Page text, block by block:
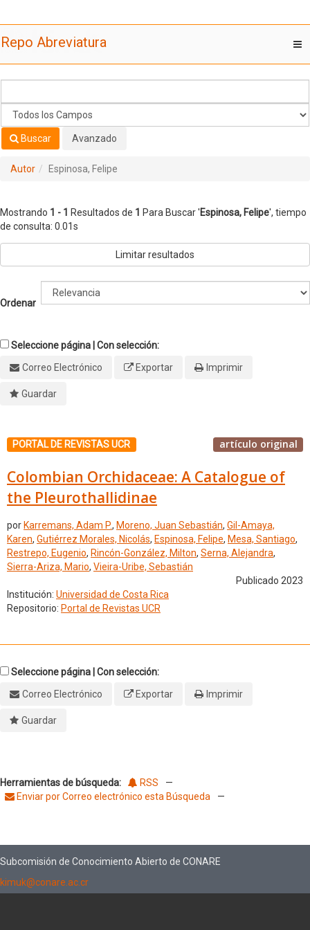
Repo Abreviatura
Buscar Avanzado
Autor Espinosa, Felipe
Mostrando 1 - 1 Resultados de 1 Para Buscar 'Espinosa, Felipe', tiempo
de consulta: 0.01s
Limitar resultados
Ordenar
Seleccione página | Con selección:
Correo Electrónico
Exportar Imprimir
Guardar
PORTAL DE REVISTAS UCR artículo original
Colombian Orchidaceae: A Catalogue of
the Pleurothallidinae
por Karremans, Adam P., Moreno, Juan Sebastián, Gil-Amaya,
Karen, Gutiérrez Morales, Nicolás, Espinosa, Felipe, Mesa, Santiago,
Restrepo, Eugenio, Rincón-González, Milton, Serna, Alejandra,
Sierra-Ariza, Mario, Vieira-Uribe, Sebastián
Publicado 2023
Institución: Universidad de Costa Rica
Repositorio: Portal de Revistas UCR
Seleccione página | Con selección:
Correo Electrónico
Exportar Imprimir
Guardar
Herramientas de búsqueda: RSS
—
Enviar por Correo electrónico esta Búsqueda
—
Subcomisión de Conocimiento Abierto de CONARE
kimuk@conare.ac.cr